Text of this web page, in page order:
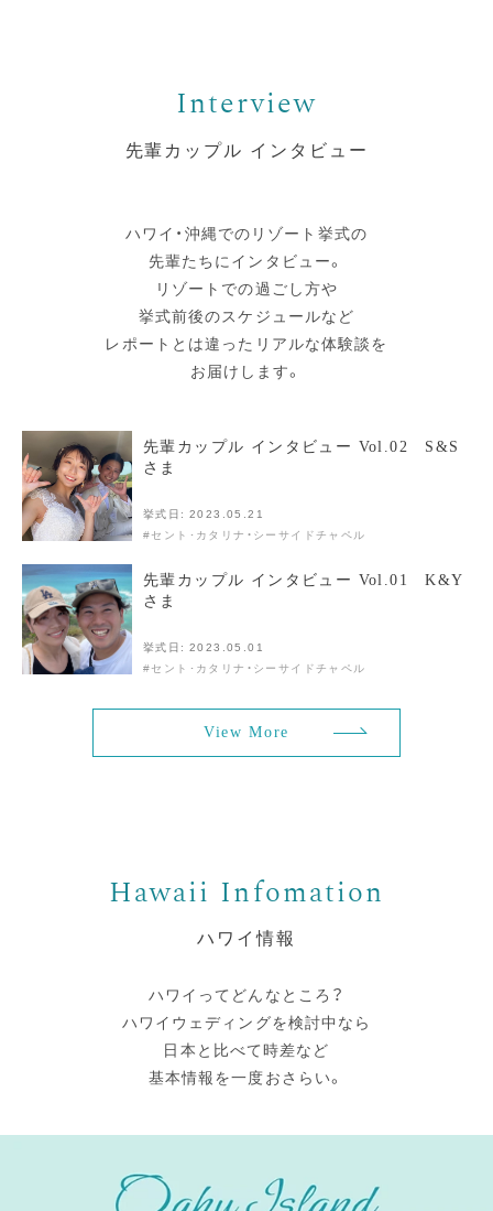
先輩カップル インタビュー
ハワイ・沖縄でのリゾート挙式の
先輩たちにインタビュー。
リゾートでの過ごし方や
挙式前後のスケジュールなど
レポートとは違ったリアルな体験談を
お届けします。
先輩カップル インタビュー Vol.02 S&S
さま
挙式日: 2023.05.21
#セント･カタリナ・シーサイドチャペル
先輩カップル インタビュー Vol.01 K&Y
さま
挙式日: 2023.05.01
#セント･カタリナ・シーサイドチャペル
View More
ハワイ情報
ハワイってどんなところ？
ハワイウェディングを検討中なら
日本と比べて時差など
基本情報を一度おさらい。